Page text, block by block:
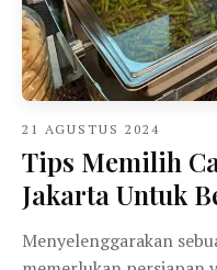
21 AGUSTUS 2024
Tips Memilih
Jakarta Untuk
Menyelenggarakan